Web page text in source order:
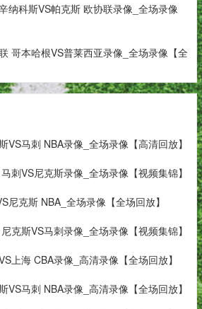
纳科斯VS帕克斯 欧协联录像_全场录像
哥本哈根VS普莱西亚录像_全场录像【全
VS马刺 NBA录像_全场录像【高清回放】
刺VS尼克斯录像_全场录像【视频集锦】
尼克斯 NBA_全场录像【全场回放】
克斯VS马刺录像_全场录像【视频集锦】
上海 CBA录像_高清录像【全场回放】
VS马刺 NBA录像_高清录像【全场回放】